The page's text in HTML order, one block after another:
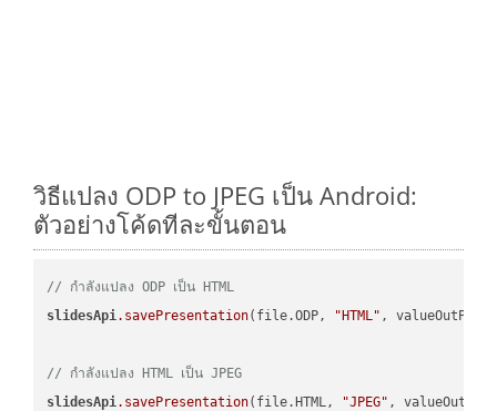
วิธีแปลง ODP to JPEG เป็น Android:
ตัวอย่างโค้ดทีละขั้นตอน
// กำลังแปลง ODP เป็น HTML
slidesApi.savePresentation(file.ODP, "HTML" ,
// กำลังแปลง HTML เป็น JPEG
slidesApi.savePresentation(file.HTML, "JPEG"